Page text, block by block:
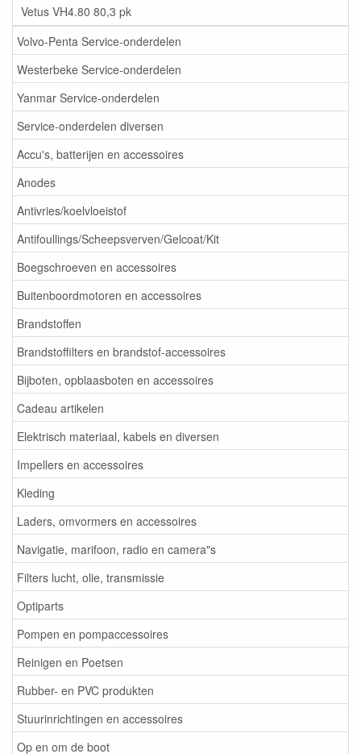
Vetus VH4.80 80,3 pk
Volvo-Penta Service-onderdelen
Westerbeke Service-onderdelen
Yanmar Service-onderdelen
Service-onderdelen diversen
Accu's, batterijen en accessoires
Anodes
Antivries/koelvloeistof
Antifoullings/Scheepsverven/Gelcoat/Kit
Boegschroeven en accessoires
Buitenboordmotoren en accessoires
Brandstoffen
Brandstoffilters en brandstof-accessoires
Bijboten, opblaasboten en accessoires
Cadeau artikelen
Elektrisch materiaal, kabels en diversen
Impellers en accessoires
Kleding
Laders, omvormers en accessoires
Navigatie, marifoon, radio en camera"s
Filters lucht, olie, transmissie
Optiparts
Pompen en pompaccessoires
Reinigen en Poetsen
Rubber- en PVC produkten
Stuurinrichtingen en accessoires
Op en om de boot